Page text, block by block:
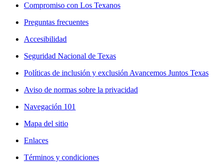
Compromiso con Los Texanos
Preguntas frecuentes
Accesibilidad
Seguridad Nacional de Texas
Políticas de inclusión y exclusión Avancemos Juntos Texas
Aviso de normas sobre la privacidad
Navegación 101
Mapa del sitio
Enlaces
Términos y condiciones